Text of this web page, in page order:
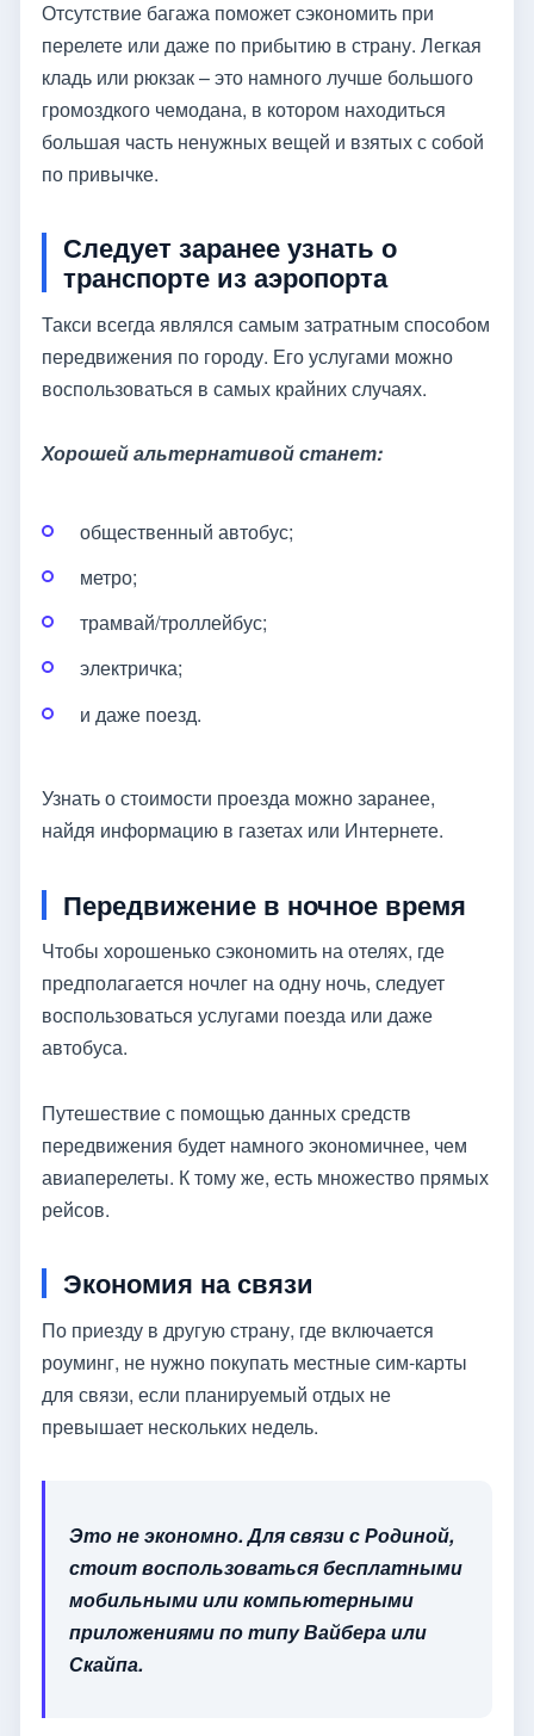
Отсутствие багажа поможет сэкономить при
перелете или даже по прибытию в страну. Легкая
кладь или рюкзак – это намного лучше большого
громоздкого чемодана, в котором находиться
большая часть ненужных вещей и взятых с собой
по привычке.
Следует заранее узнать о
транспорте из аэропорта
Такси всегда являлся самым затратным способом
передвижения по городу. Его услугами можно
воспользоваться в самых крайних случаях.
Хорошей альтернативой станет:
общественный автобус;
метро;
трамвай/троллейбус;
электричка;
и даже поезд.
Узнать о стоимости проезда можно заранее,
найдя информацию в газетах или Интернете.
Передвижение в ночное время
Чтобы хорошенько сэкономить на отелях, где
предполагается ночлег на одну ночь, следует
воспользоваться услугами поезда или даже
автобуса.
Путешествие с помощью данных средств
передвижения будет намного экономичнее, чем
авиаперелеты. К тому же, есть множество прямых
рейсов.
Экономия на связи
По приезду в другую страну, где включается
роуминг, не нужно покупать местные сим-карты
для связи, если планируемый отдых не
превышает нескольких недель.
Это не экономно. Для связи с Родиной,
стоит воспользоваться бесплатными
мобильными или компьютерными
приложениями по типу Вайбера или
Скайпа.